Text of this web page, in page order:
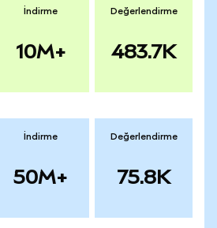
İndirme
10M+
Değerlendirme
483.7K
İndirme
50M+
Değerlendirme
75.8K